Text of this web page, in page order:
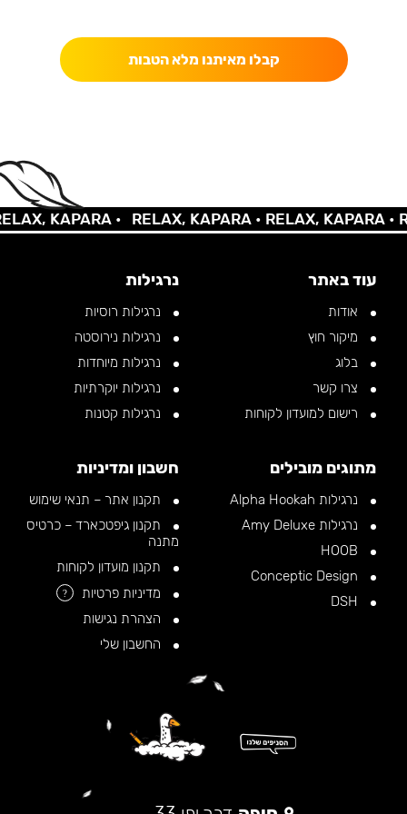
קבלו מאיתנו מלא הטבות
KAPARA • RELAX, KAPARA •RELAX, KAPARA •
עוד באתר
אודות
מיקור חוץ
בלוג
צרו קשר
רישום למועדון לקוחות
נרגילות
נרגילות רוסיות
נרגילות נירוסטה
נרגילות מיוחדות
נרגילות יוקרתיות
נרגילות קטנות
מתוגים מובילים
נרגילות Alpha Hookah
נרגילות Amy Deluxe
חשבון ומדיניות
תקנון אתר – תנאי שימוש
תקנון גיפטכארד – כרטיס
מתנה
תקנון מועדון לקוחות
מדיניות פרטיות
?
הצהרת נגישות
החשבון שלי